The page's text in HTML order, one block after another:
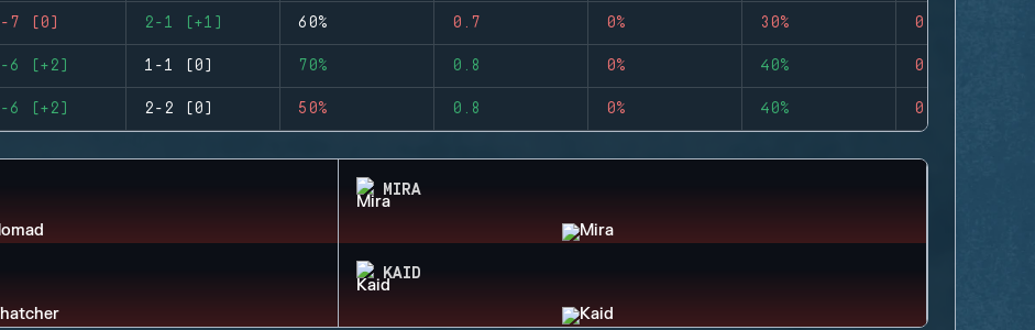
7 (0) 2-1 (+1) 60% 0.7 0% 30% 0
6 (+2) 1-1 (0) 70% 0.8 0% 40% 0
6 (+2) 2-2 (0) 50% 0.8 0% 40% 0
MIRA
KAID